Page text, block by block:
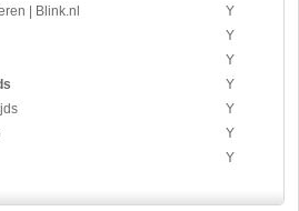
| Blink.nl
Y
Y
Y
Y
Y
Y
Y